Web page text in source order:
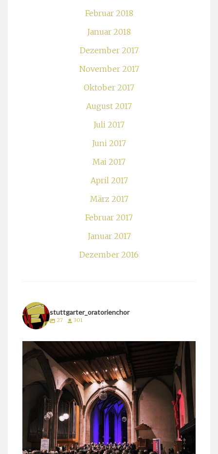
Februar 2018
Januar 2018
Dezember 2017
November 2017
Oktober 2017
August 2017
Juli 2017
Juni 2017
Mai 2017
April 2017
März 2017
Februar 2017
Januar 2017
Dezember 2016
stuttgarter_oratorienchor
27 301
stuttgarter_oratorienchor
März 24